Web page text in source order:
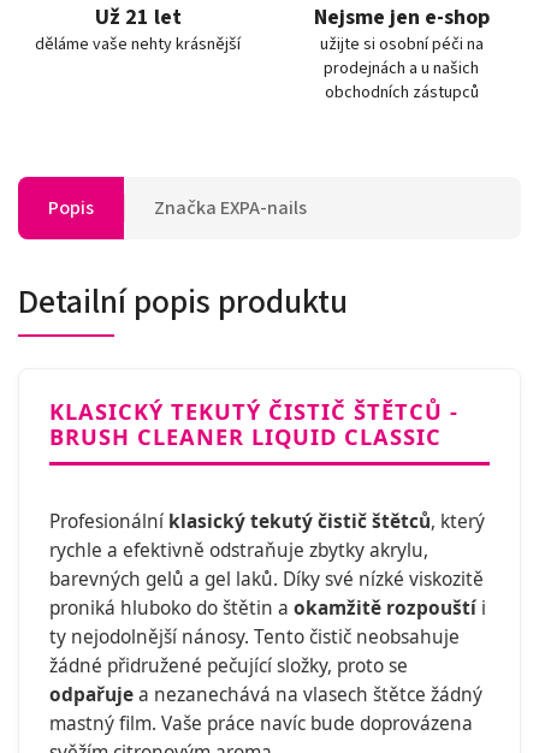
Už 21 let
děláme vaše nehty krásnější
Nejsme jen e-shop
užijte si osobní péči na
prodejnách a u našich
obchodních zástupců
Popis Značka EXPA-nails
Detailní popis produktu
KLASICKÝ TEKUTÝ ČISTIČ ŠTĚTCŮ -
BRUSH CLEANER LIQUID CLASSIC
Profesionální klasický tekutý čistič štětců, který
rychle a efektivně odstraňuje zbytky akrylu,
barevných gelů a gel laků. Díky své nízké viskozitě
proniká hluboko do štětin a okamžitě rozpouští i
ty nejodolnější nánosy. Tento čistič neobsahuje
žádné přidružené pečující složky, proto se
odpařujea nezanechává na vlasech štětce žádný
mastný film. Vaše práce navíc bude doprovázena